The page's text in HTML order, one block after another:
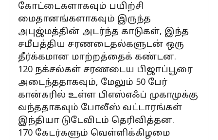
கோட்டைகளாகவும் பயிற்சி
மைதானங்களாகவும் இருந்த
அபுஜ்மத்தின் அடர்ந்த காடுகள், இந்த
சமீபத்திய சரணடைதல்களுடன் ஒரு
தீர்க்கமான மாற்றத்தைக் கண்டன.
120 நக்சல்கள் சரணடைய பிஜாப்பூரை
அடைந்ததாகவும், மேலும் 50 பேர்
கான்கரில் உள்ள பிஎஸ்எஃப் முகாமுக்கு
வந்ததாகவும் போலீஸ் வட்டாரங்கள்
இந்தியா டுடேவிடம் தெரிவித்தன.
170 கேடர்களும் வெள்ளிக்கிழமை